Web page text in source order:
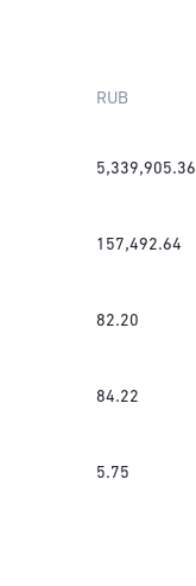
RUB
5,339,905.36
157,492.64
82.20
84.22
5.75